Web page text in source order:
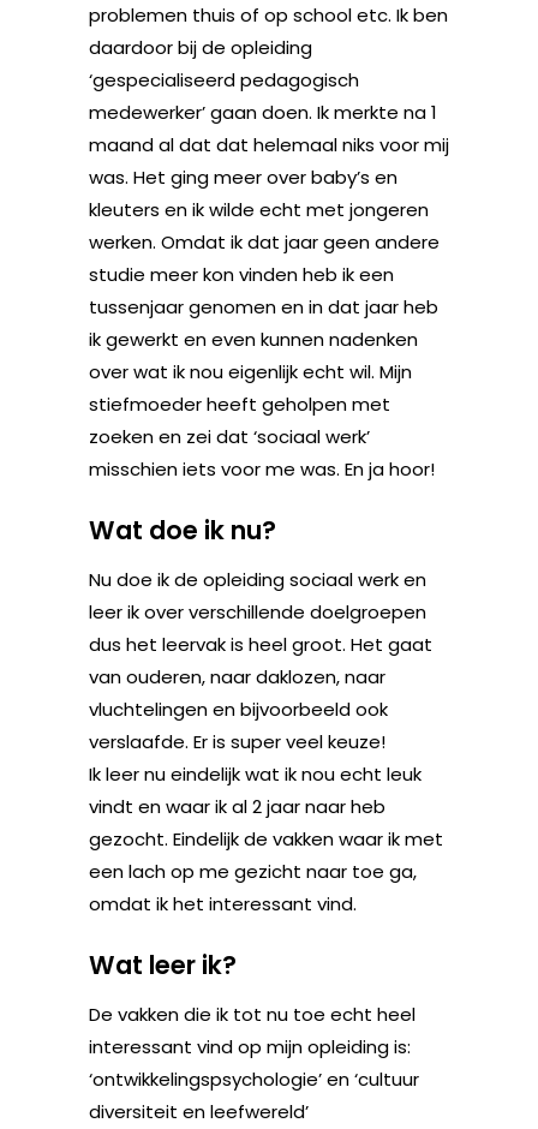
problemen thuis of op school etc. Ik ben
daardoor bij de opleiding
‘gespecialiseerd pedagogisch
medewerker’ gaan doen. Ik merkte na 1
maand al dat dat helemaal niks voor mij
was. Het ging meer over baby’s en
kleuters en ik wilde echt met jongeren
werken. Omdat ik dat jaar geen andere
studie meer kon vinden heb ik een
tussenjaar genomen en in dat jaar heb
ik gewerkt en even kunnen nadenken
over wat ik nou eigenlijk echt wil. Mijn
stiefmoeder heeft geholpen met
zoeken en zei dat ‘sociaal werk’
misschien iets voor me was. En ja hoor!
Wat doe ik nu?
Nu doe ik de opleiding sociaal werk en
leer ik over verschillende doelgroepen
dus het leervak is heel groot. Het gaat
van ouderen, naar daklozen, naar
vluchtelingen en bijvoorbeeld ook
verslaafde. Er is super veel keuze!
Ik leer nu eindelijk wat ik nou echt leuk
vindt en waar ik al 2 jaar naar heb
gezocht. Eindelijk de vakken waar ik met
een lach op me gezicht naar toe ga,
omdat ik het interessant vind.
Wat leer ik?
De vakken die ik tot nu toe echt heel
interessant vind op mijn opleiding is:
‘ontwikkelingspsychologie’ en ‘cultuur
diversiteit en leefwereld’